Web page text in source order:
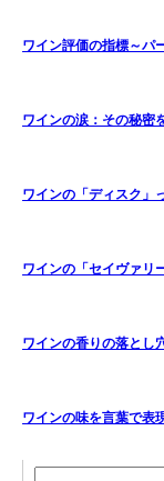
ワイン評価の指標～パ
ワインの涙：その秘密
ワインの「ディスク」
ワインの「セイヴァリ
ワインの香りの落とし
ワインの味を言葉で表